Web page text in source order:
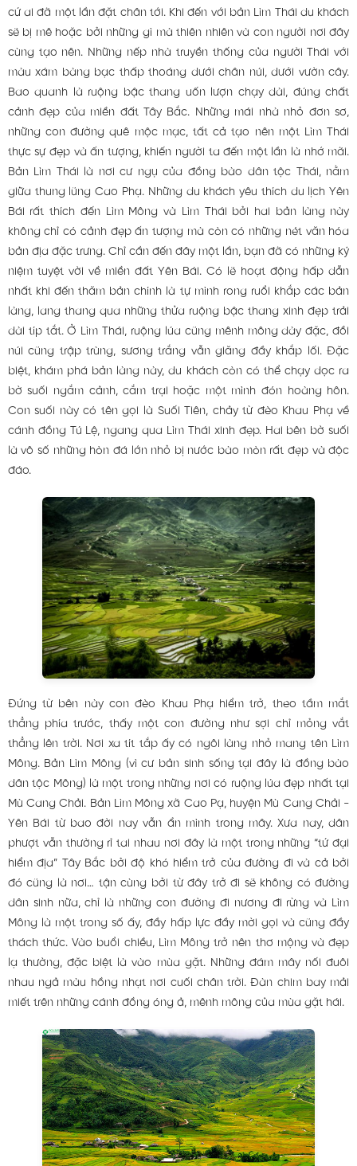
cứ ai đã một lần đặt chân tới. Khi đến với bản Lìm Thái du khách
sẽ bị mê hoặc bởi những gì mà thiên nhiên và con người nơi đây
cùng tạo nên. Những nếp nhà truyền thống của người Thái với
màu xám bàng bạc thấp thoáng dưới chân núi, dưới vườn cây.
Bao quanh là ruộng bậc thang uốn lượn chạy dài, đúng chất
cảnh đẹp của miền đất Tây Bắc. Những mái nhà nhỏ đơn sơ,
những con đường quê mộc mạc, tất cả tạo nên một Lìm Thái
thực sự đẹp và ấn tượng, khiến người ta đến một lần là nhớ mãi.
Bản Lìm Thái là nơi cư ngụ của đồng bào dân tộc Thái, nằm
giữa thung lũng Cao Phạ. Những du khách yêu thích du lịch Yên
Bái rất thích đến Lìm Mông và Lìm Thái bởi hai bản làng này
không chỉ có cảnh đẹp ấn tượng mà còn có những nét văn hóa
bản địa đặc trưng. Chỉ cần đến đây một lần, bạn đã có những kỷ
niệm tuyệt vời về miền đất Yên Bái. Có lẽ hoạt động hấp dẫn
nhất khi đến thăm bản chính là tự mình rong ruổi khắp các bản
làng, lang thang qua những thửa ruộng bậc thang xinh đẹp trải
dài típ tắt. Ở Lìm Thái, ruộng lúa cũng mênh mông dày đặc, đồi
núi cũng trập trùng, sương trắng vẫn giăng đầy khắp lối. Đặc
biệt, khám phá bản làng này, du khách còn có thể chạy dọc ra
bờ suối ngắm cảnh, cắm trại hoặc một mình đón hoàng hôn.
Con suối này có tên gọi là Suối Tiên, chảy từ đèo Khau Phạ về
cánh đồng Tú Lệ, ngang qua Lìm Thái xinh đẹp. Hai bên bờ suối
là vô số những hòn đá lớn nhỏ bị nước bào mòn rất đẹp và độc
đáo.
Đứng từ bên này con đèo Khau Phạ hiểm trở, theo tầm mắt
thẳng phía trước, thấy một con đường như sợi chỉ mỏng vắt
thẳng lên trời. Nơi xa tít tắp ấy có ngôi làng nhỏ mang tên Lìm
Mông. Bản Lìm Mông (vì cư bản sinh sống tại đây là đồng bào
dân tộc Mông) là một trong những nơi có ruộng lúa đẹp nhất tại
Mù Cang Chải. Bản Lìm Mông xã Cao Pạ, huyện Mù Cang Chải -
Yên Bái từ bao đời nay vẫn ẩn mình trong mây. Xưa nay, dân
phượt vẫn thường rỉ tai nhau nơi đây là một trong những “tứ đại
hiểm địa” Tây Bắc bởi độ khó hiểm trở của đường đi và cả bởi
đó cũng là nơi… tận cùng bởi từ đây trở đi sẽ không có đường
dân sinh nữa, chỉ là những con đường đi nương đi rừng và Lìm
Mông là một trong số ấy, đầy hấp lực đầy mời gọi và cũng đầy
thách thức. Vào buổi chiều, Lìm Mông trở nên thơ mộng và đẹp
lạ thường, đặc biệt là vào mùa gặt. Những đám mây nối đuôi
nhau ngả màu hồng nhạt nơi cuối chân trời. Đàn chim bay mải
miết trên những cánh đồng óng ả, mênh mông của mùa gặt hái.